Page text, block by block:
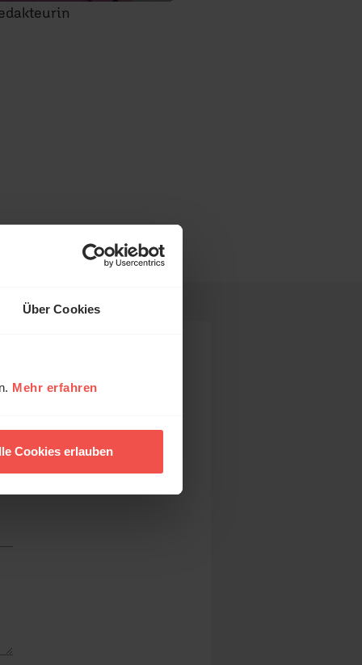
Über Cookies
Mehr erfahren
Cookies erlauben